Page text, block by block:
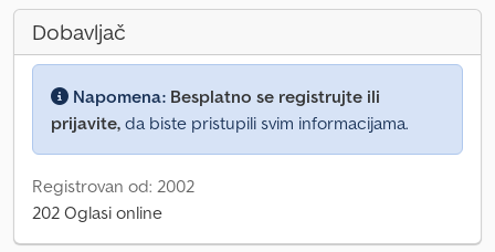
Dobavljač
Napomena: Besplatno se registrujte ili
prijavite, da biste pristupili svim informacijama.
Registrovan od: 2002
202 Oglasi online